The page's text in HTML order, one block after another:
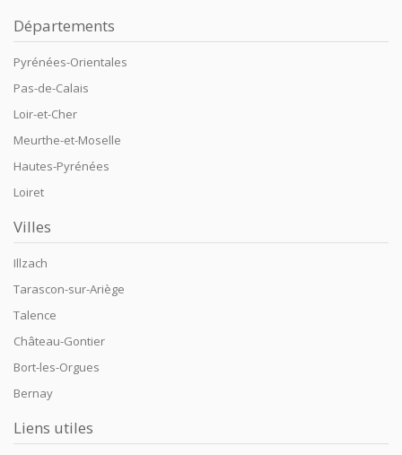
Départements
Pyrénées-Orientales
Pas-de-Calais
Loir-et-Cher
Meurthe-et-Moselle
Hautes-Pyrénées
Loiret
Villes
Illzach
Tarascon-sur-Ariège
Talence
Château-Gontier
Bort-les-Orgues
Bernay
Liens utiles